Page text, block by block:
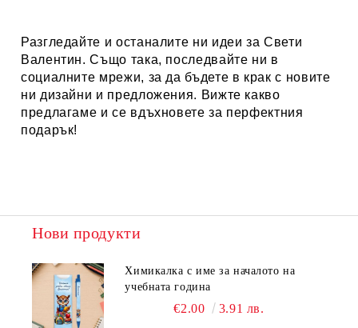
Разгледайте и останалите ни идеи заСвети
Валентин. Също така, последвайте ни в
социалните мрежи, за да бъдете в крак с новите
ни дизайни и предложения. Вижте какво
предлагаме и се вдъхновете за перфектния
подарък!
Нови продукти
Химикалка с име за началото на
учебната година
€2.00 3.91 лв.